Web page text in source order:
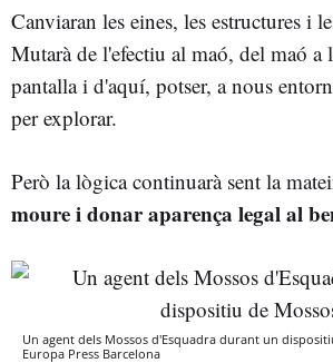
Canviaran les eines, les estructures i
Mutarà de l'efectiu al maó, del maó a
pantalla i d'aquí, potser, a nous
per explorar.
Però la lògica continuarà sent la
moure i donar aparença legal al
Un agent dels Mossos d'Esquadra durant un
Europa Press Barcelona